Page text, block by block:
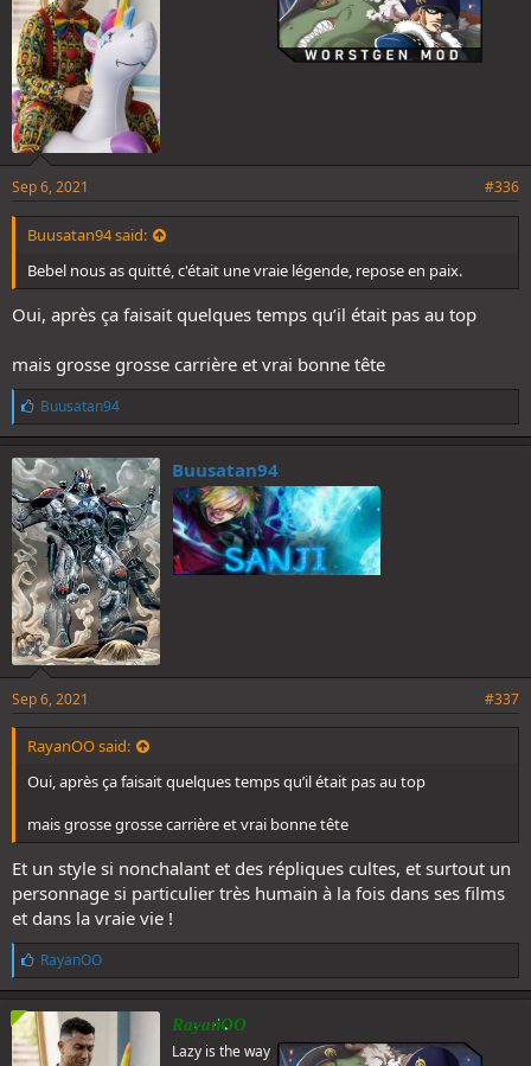
Sep 6, 2021 #336
Buusatan94 said:
Bebel nous as quitté, c'était une vraie légende, repose en paix.
Oui, après ça faisait quelques temps qu’il était pas au top
mais grosse grosse carrière et vrai bonne tête
L
i
k
e
s
:
Buusatan94
Buusatan94
Sep 6, 2021 #337
RayanOO said:
Oui, après ça faisait quelques temps qu’il était pas au top
mais grosse grosse carrière et vrai bonne tête
Et un style si nonchalant et des répliques cultes, et surtout un
personnage si particulier très humain à la fois dans ses films
et dans la vraie vie !
L
i
k
e
s
:
RayanOO
RayanOO
Lazy is the way